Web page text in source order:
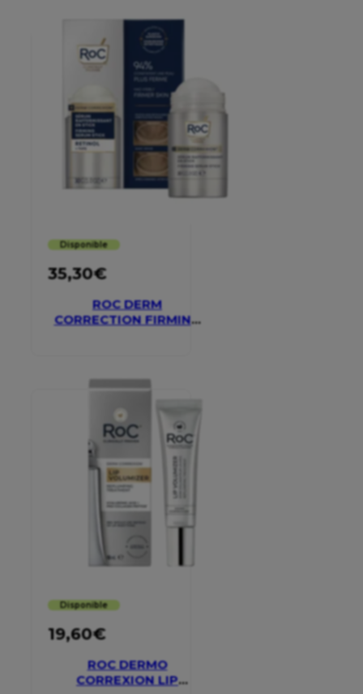
Disponible
35,30€
ROC DERM
CORRECTION FIRMING
Disponible
19,60€
ROC DERMO
CORREXION LIP